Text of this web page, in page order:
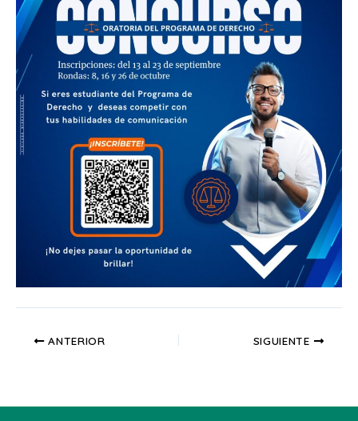
ANTERIOR SIGUIENTE